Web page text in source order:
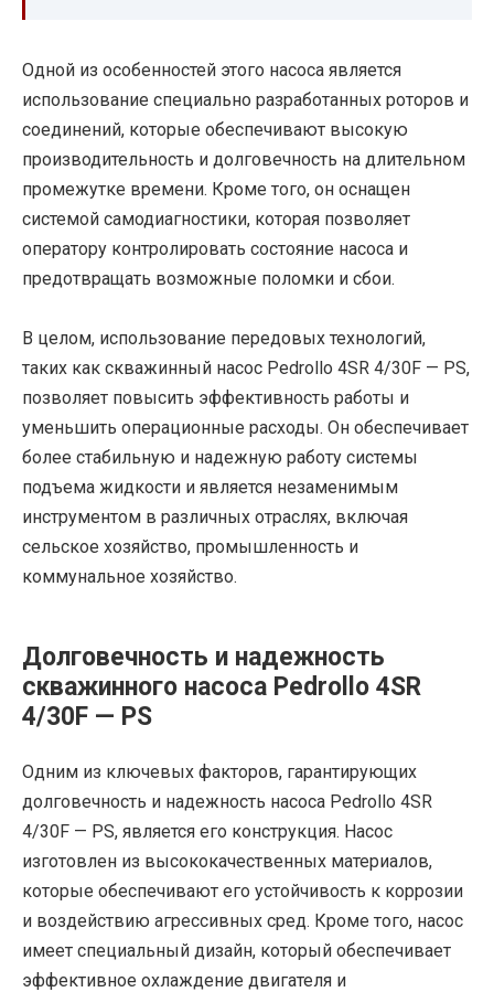
Одной из особенностей этого насоса является
использование специально разработанных роторов и
соединений, которые обеспечивают высокую
производительность и долговечность на длительном
промежутке времени. Кроме того, он оснащен
системой самодиагностики, которая позволяет
оператору контролировать состояние насоса и
предотвращать возможные поломки и сбои.
В целом, использование передовых технологий,
таких как скважинный насос Pedrollo 4SR 4/30F — PS,
позволяет повысить эффективность работы и
уменьшить операционные расходы. Он обеспечивает
более стабильную и надежную работу системы
подъема жидкости и является незаменимым
инструментом в различных отраслях, включая
сельское хозяйство, промышленность и
коммунальное хозяйство.
Долговечность и надежность
скважинного насоса Pedrollo 4SR
4/30F — PS
Одним из ключевых факторов, гарантирующих
долговечность и надежность насоса Pedrollo 4SR
4/30F — PS, является его конструкция. Насос
изготовлен из высококачественных материалов,
которые обеспечивают его устойчивость к коррозии
и воздействию агрессивных сред. Кроме того, насос
имеет специальный дизайн, который обеспечивает
эффективное охлаждение двигателя и